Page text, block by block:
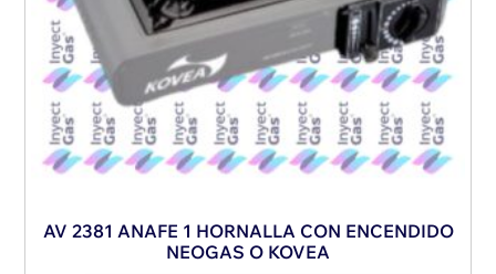
AV 2381 ANAFE 1 HORNALLA CON ENCENDIDO
NEOGAS O KOVEA